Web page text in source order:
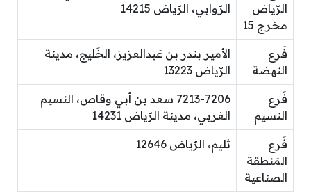
الرّياض
مخرج 15
الرّوابي، الرّياض 14215
فَرع
النهضة
الأمير بندر بن عَبدالعزيز، الخَليج، مدينة
الرّياض 13223
فَرع
النسيم
7213-7206 سعد بن أبي وقاص، النسيم
الغربي، مدينة الرّياض 14231
فَرع
المَنطقة
الصناعية
ثليم، الرّياض 12646